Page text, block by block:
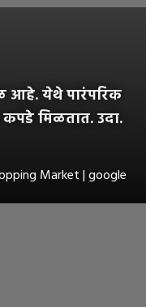
आहे. येथे पारंपरिक
कपडे मिळतात. उदा.
Market | google